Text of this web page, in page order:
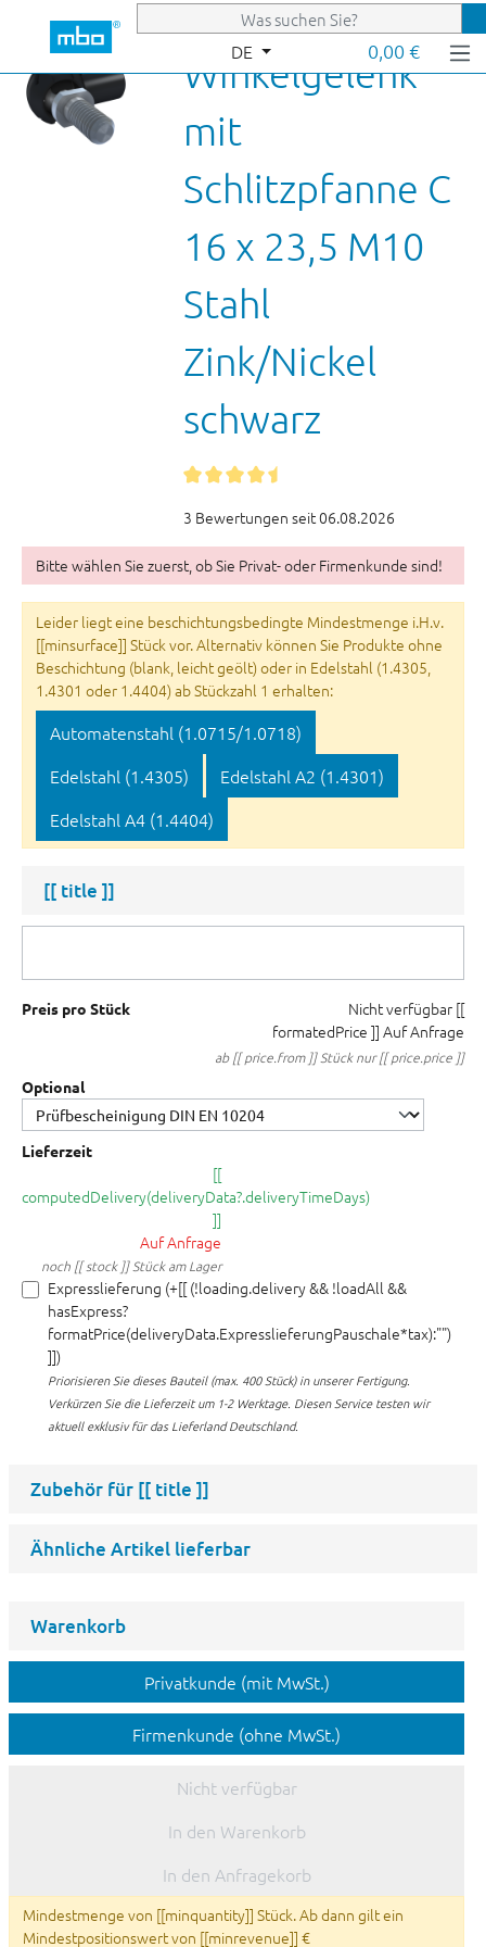
Zum Hauptinhalt springen
DE 0,00 €
Winkelgelenk
mit
Schlitzpfanne C
16 x 23,5 M10
Stahl
Zink/Nickel
schwarz
3 Bewertungen seit 06.08.2026
Bitte wählen Sie zuerst, ob Sie Privat- oder Firmenkunde sind!
Leider liegt eine beschichtungsbedingte Mindestmenge i.H.v.
[[minsurface]] Stück vor. Alternativ können Sie Produkte ohne
Beschichtung (blank, leicht geölt) oder in Edelstahl (1.4305,
1.4301 oder 1.4404) ab Stückzahl 1 erhalten:
Automatenstahl (1.0715/1.0718)
Edelstahl (1.4305)
Edelstahl A2 (1.4301)
Edelstahl A4 (1.4404)
[[ title ]]
Preis pro Stück Nicht verfügbar [[
formatedPrice ]] Auf Anfrage
ab [[ price.from ]] Stück nur [[ price.price ]]
Optional
Lieferzeit
[[
computedDelivery(deliveryData?.deliveryTimeDays)
]]
Auf Anfrage
noch [[ stock ]] Stück am Lager
Expresslieferung (+[[ (!loading.delivery && !loadAll &&
hasExpress?
formatPrice(deliveryData.ExpresslieferungPauschale*tax):"")
]])
Priorisieren Sie dieses Bauteil (max. 400 Stück) in unserer Fertigung.
Verkürzen Sie die Lieferzeit um 1-2 Werktage. Diesen Service testen wir
aktuell exklusiv für das Lieferland Deutschland.
Zubehör für [[ title ]]
Ähnliche Artikel lieferbar
Warenkorb
Privatkunde (mit MwSt.)
Firmenkunde (ohne MwSt.)
Nicht verfügbar
In den Warenkorb
In den Anfragekorb
Mindestmenge von [[minquantity]] Stück. Ab dann gilt ein
Mindestpositionswert von [[minrevenue]] €